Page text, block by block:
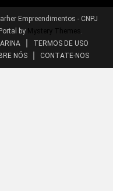
Empreendimentos - CNPJ
by Mystery Themes
TERMOS DE USO
NÓS CONTATE-NOS